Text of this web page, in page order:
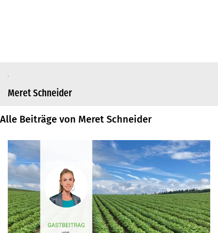
Meret Schneider
Alle Beiträge von Meret Schneider